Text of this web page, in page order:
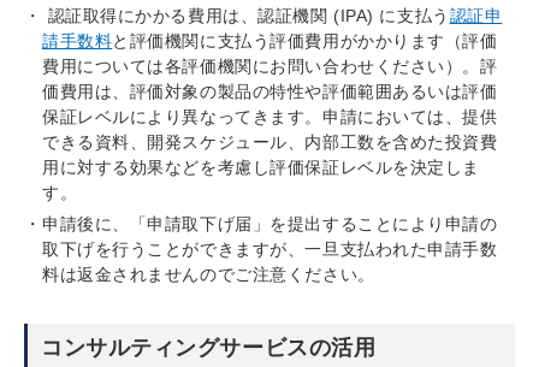
認証取得にかかる費用は、認証機関 (IPA) に支払う 認証申
請手数料と評価機関に支払う評価費用がかかります（評価
費用については各評価機関にお問い合わせください）。評
価費用は、評価対象の製品の特性や評価範囲あるいは評価
保証レベルにより異なってきます。申請においては、提供
できる資料、開発スケジュール、内部工数を含めた投資費
用に対する効果などを考慮し評価保証レベルを決定しま
す。
申請後に、「申請取下げ届」を提出することにより申請の
取下げを行うことができますが、一旦支払われた申請手数
料は返金されませんのでご注意ください。
コンサルティングサービスの活用